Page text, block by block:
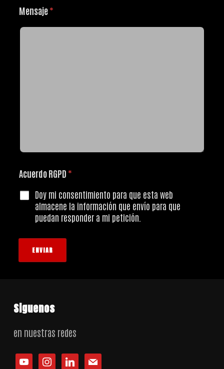
Mensaje*
Acuerdo RGPD *
Doy mi consentimiento para que esta web
almacene la información que envío para que
puedan responder a mi petición.
ENVIAR
Siguenos
en nuestras redes